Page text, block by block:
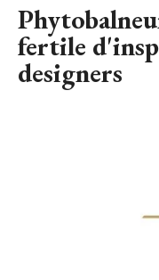
fertile
designers